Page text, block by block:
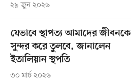
২৯ জুন ২০২৬
যেভাবে স্থাপত্য আমাদের জীবনকে
সুন্দর করে তুলবে, জানালেন
ইতালিয়ান স্থপতি
৩০ মার্চ ২০২৬